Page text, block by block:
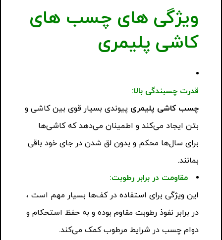
ویژگی های چسب های
کاشی پلیمری
قدرت چسبندگی بالا:
چسب کاشی پلیمری پیوندی بسیار قوی بین کاشی و
بتن ایجاد می‌کند و اطمینان می‌دهد که کاشی‌ها
برای سال‌ها محکم و بدون لق شدن در جای خود باقی
بمانند.
مقاومت در برابر رطوبت:
این ویژگی برای استفاده در کف‌ها بسیار مهم است ،
در برابر نفوذ رطوبت مقاوم بوده و به حفظ استحکام و
دوام چسب در شرایط مرطوب کمک می‌کند.